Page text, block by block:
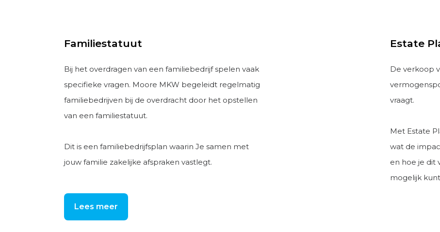
Familiestatuut
Bij het overdragen van een familiebedrijf spelen vaak
specifieke vragen. Moore MKW begeleidt regelmatig
familiebedrijven bij de overdracht door het opstellen
van een familiestatuut.
Dit is een familiebedrijfsplan waarin Je samen met
jouw familie zakelijke afspraken vastlegt.
Lees meer
Estate
De verkoop
vraagt.
Met Estate
wat de
en hoe je dit
mogelijk